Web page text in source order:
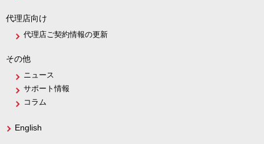
代理店向け
代理店ご契約情報の更新
その他
ニュース
サポート情報
コラム
English